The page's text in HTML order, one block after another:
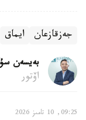
جەزقازعان ايماق
بەيسەن
اۆتور
09:25, 10 تامىز 2026